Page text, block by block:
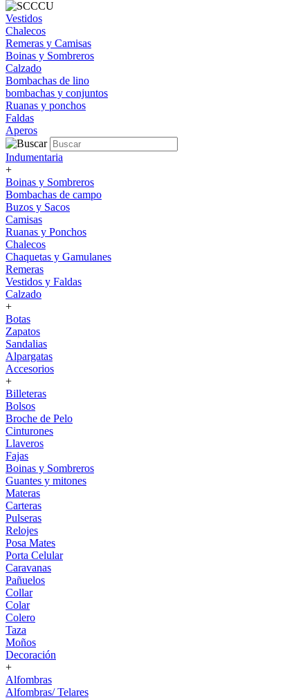
Vestidos
Chalecos
Remeras y Camisas
Boinas y Sombreros
Calzado
Bombachas de lino
bombachas y conjuntos
Ruanas y ponchos
Faldas
Aperos
Indumentaria
+
Boinas y Sombreros
Bombachas de campo
Buzos y Sacos
Camisas
Ruanas y Ponchos
Chalecos
Chaquetas y Gamulanes
Remeras
Vestidos y Faldas
Calzado
+
Botas
Zapatos
Sandalias
Alpargatas
Accesorios
+
Billeteras
Bolsos
Broche de Pelo
Cinturones
Llaveros
Fajas
Boinas y Sombreros
Guantes y mitones
Materas
Carteras
Pulseras
Relojes
Posa Mates
Porta Celular
Caravanas
Pañuelos
Collar
Colar
Colero
Taza
Moños
Decoración
+
Alfombras
Alfombras/ Telares